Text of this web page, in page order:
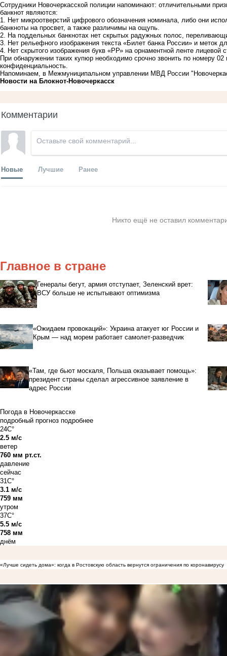
Сотрудники Новочеркасской полиции напоминают: отличительными
банкнот являются:
1.​ Нет микроотверстий цифрового обозначения номинала, либо они
банкноты на просвет, а также различимы на ощупь.
2.​ На поддельных банкнотах нет скрытых радужных полос,
3.​ Нет рельефного изображения текста «Билет банка России» и
4.​ Нет скрытого изображения букв «РР» на орнаментной ленте
При обнаружении таких купюр необходимо срочно звонить по номеру
конфиденциальность.
Напоминаем, в Межмуниципальном управлении МВД России
Новости на Блoкнoт-Новочеркасск
Комментарии
Новые Лучшие Ранее
Никто ещё не оставил
Главное в стране
Генералы бегут, армия отступает, Зеленский врет:
ВСУ больше не испытывают оптимизма
«Ожидаем провокаций»: Украина атакует юг России и
Крым — над морем работает самолет-разведчик
«Там, где бьют москаля, Польша оказывает помощь»:
президент страны сделал агрессивное заявление в
адрес России
Погода в Новочеркасске
подробный прогноз подробнее
24C°
2.5 м/с
ветер
760 мм рт.ст.
давление
сейчас
31C°
3.1 м/с
759 мм
утром
37C°
5.5 м/с
758 мм
днём
«Лучше сидеть дома»: когда в Ростовскую область вернутся ограничения по коронавирусу